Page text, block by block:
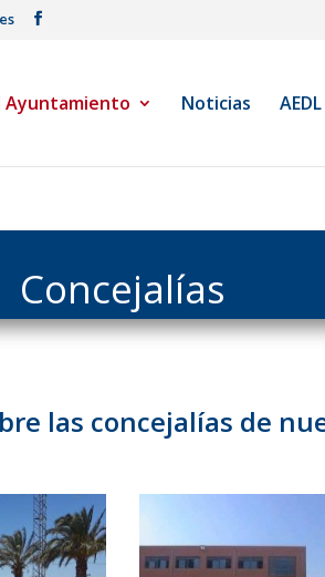
Ayuntamiento Noticias AEDL
Concejalías
las concejalías de